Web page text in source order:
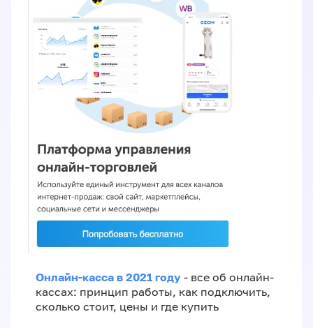
Онлайн-касса в 2021 году - все об онлайн-
кассах: принцип работы, как подключить,
сколько стоит, цены и где купить